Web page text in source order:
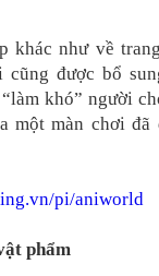
khác như về
được bổ
khó” người
một màn chơi đã
pi/aniworld
phẩm